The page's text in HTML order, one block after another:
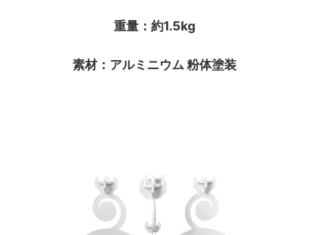
重量：約1.5kg
素材：アルミニウム 粉体塗装